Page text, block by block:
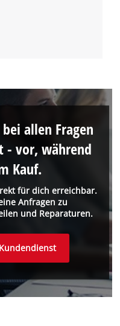
für dich erreichbar.
Anfragen zu
und Reparaturen.
allen Fragen
- vor, während
Kauf.